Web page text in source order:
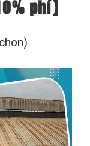
phí】